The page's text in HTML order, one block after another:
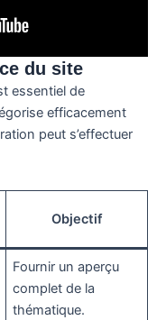
du site
essentiel de
efficacement
peut s’effectuer
Objectif
Fournir un aperçu
complet de la
thématique.